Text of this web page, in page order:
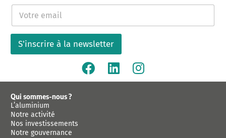
m
l
S'inscrire à la newsletter
Qui sommes-nous ?
L’aluminium
Notre activité
Nos investissements
Notre gouvernance